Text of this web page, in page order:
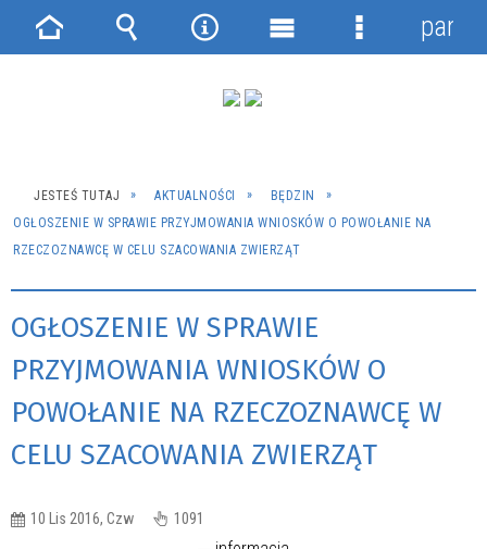
JESTEŚ TUTAJ AKTUALNOŚCI
BĘDZIN
OGŁOSZENIE W SPRAWIE PRZYJMOWANIA WNIOSKÓW O POWOŁANIE NA
RZECZOZNAWCĘ W CELU SZACOWANIA ZWIERZĄT
OGŁOSZENIE W SPRAWIE
PRZYJMOWANIA WNIOSKÓW O
POWOŁANIE NA RZECZOZNAWCĘ W
CELU SZACOWANIA ZWIERZĄT
10 Lis 2016, Czw 1091
Strona Wyszukiwarka
NarzędziaMenu
Menu
panel